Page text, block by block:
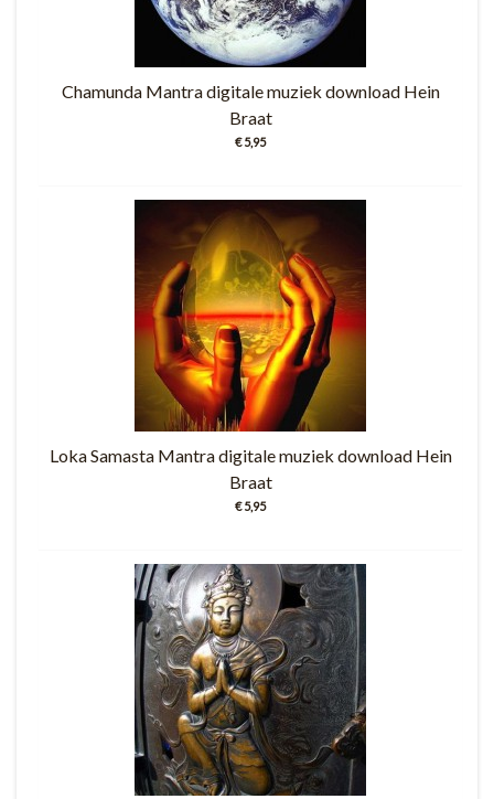
Chamunda Mantra digitale muziek download Hein
Braat
€ 5,95
Loka Samasta Mantra digitale muziek download Hein
Braat
€ 5,95